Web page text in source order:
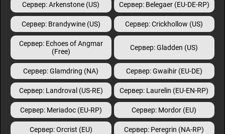
Сервер: Arkenstone (US) Сервер: Belegaer (EU-DE-RP)
Сервер: Brandywine (US) Сервер: Crickhollow (US)
Сервер: Echoes of Angmar
(Free)
Сервер: Gladden (US)
Сервер: Glamdring (NA) Сервер: Gwaihir (EU-DE)
Сервер: Landroval (US-RE) Сервер: Laurelin (EU-EN-RP)
Сервер: Meriadoc (EU-RP) Сервер: Mordor (EU)
Сервер: Orcrist (EU) Сервер: Peregrin (NA-RP)